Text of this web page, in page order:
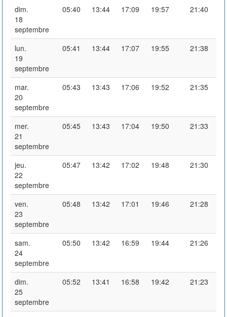
dim.
18
septembre
05:40 13:44 17:09 19:57 21:40
lun.
19
septembre
05:41 13:44 17:07 19:55 21:38
mar.
20
septembre
05:43 13:43 17:06 19:52 21:35
mer.
21
septembre
05:45 13:43 17:04 19:50 21:33
jeu.
22
septembre
05:47 13:42 17:02 19:48 21:30
ven.
23
septembre
05:48 13:42 17:01 19:46 21:28
sam.
24
septembre
05:50 13:42 16:59 19:44 21:26
dim.
25
septembre
05:52 13:41 16:58 19:42 21:23